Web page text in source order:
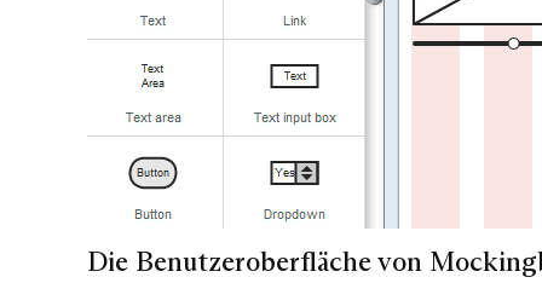
Die Benutzeroberfläche von